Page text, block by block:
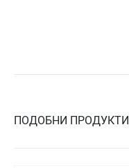
ПОДОБНИ ПРОДУКТИ